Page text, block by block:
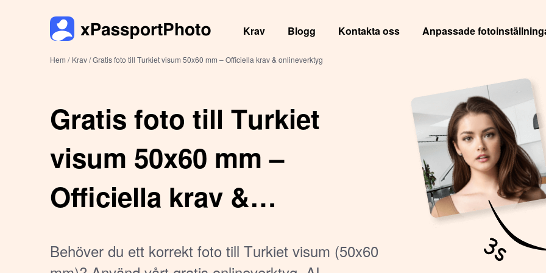
Krav Blogg Kontakta oss Anpassade
Hem / Krav /Gratis foto till Turkiet visum 50x60 mm – Officiella krav & onlineverktyg
Gratis foto till Turkiet
visum 50x60 mm –
Officiella krav &
onlineverktyg
Behöver du ett korrekt foto till Turkiet visum (50x60